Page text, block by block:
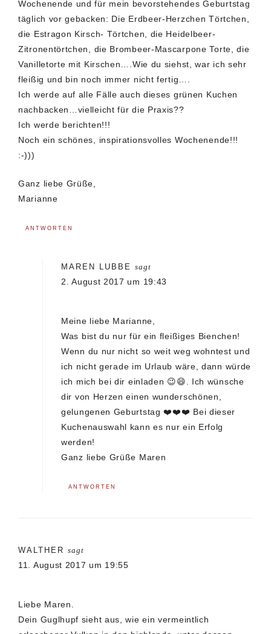
Wochenende und für mein bevorstehendes Geburtstag
täglich vor gebacken: Die Erdbeer-Herzchen Törtchen,
die Estragon Kirsch- Törtchen, die Heidelbeer-
Zitronentörtchen, die Brombeer-Mascarpone Torte, die
Vanilletorte mit Kirschen….Wie du siehst, war ich sehr
fleißig und bin noch immer nicht fertig….
Ich werde auf alle Fälle auch dieses grünen Kuchen
nachbacken…vielleicht für die Praxis??
Ich werde berichten!!!
Noch ein schönes, inspirationsvolles Wochenende!!!
:-)))
Ganz liebe Grüße,
Marianne
ANTWORTEN
MAREN LUBBE sagt
2. August 2017 um 19:43
Meine liebe Marianne,
Was bist du nur für ein fleißiges Bienchen!
Wenn du nur nicht so weit weg wohntest und
ich nicht gerade im Urlaub wäre, dann würde
ich mich bei dir einladen 😉😄. Ich wünsche
dir von Herzen einen wunderschönen,
gelungenen Geburtstag ❤️❤️❤️ Bei dieser
Kuchenauswahl kann es nur ein Erfolg
werden!
Ganz liebe Grüße Maren
ANTWORTEN
WALTHER sagt
11. August 2017 um 19:55
Liebe Maren.
Dein Guglhupf sieht aus, wie ein vermeintlich